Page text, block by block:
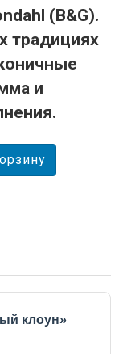
(B&G).
традициях
и
клоун»